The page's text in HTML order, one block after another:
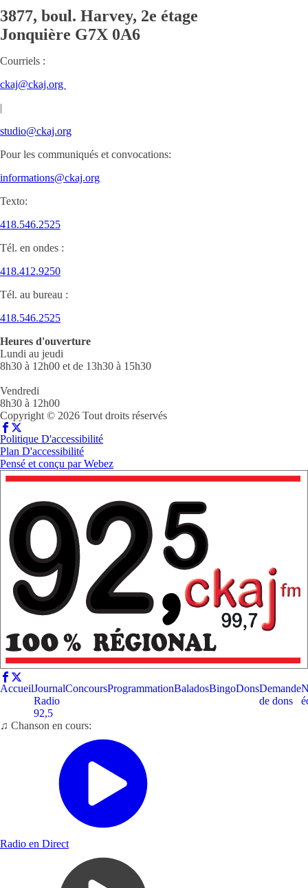
3877, boul. Harvey, 2e étage
Jonquière G7X 0A6
Courriels :
ckaj@ckaj.org
|
studio@ckaj.org
Pour les communiqués et convocations:
informations@ckaj.org
Texto:
418.546.2525
Tél. en ondes :
418.412.9250
Tél. au bureau :
418.546.2525
Heures d'ouverture
Lundi au jeudi
8h30 à 12h00 et de 13h30 à 15h30
Vendredi
8h30 à 12h00
Copyright © 2026 Tout droits réservés
Politique D'accessibilité
Plan D'accessibilité
Pensé et conçu parWebez
AccueilJournal
Radio
92,5
ConcoursProgrammationBaladosBingoDonsDemande
de dons
♫ Chanson en cours:
Radio en Direct